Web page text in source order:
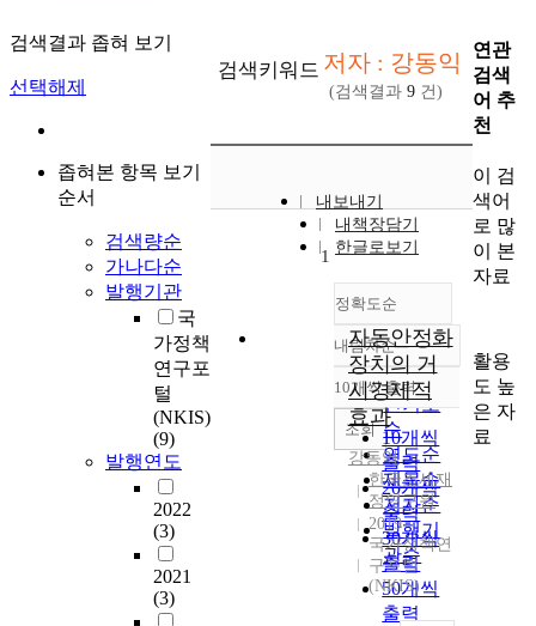
검색결과 좁혀 보기
선택해제
좁혀본 항목 보기
순서
검색량순
가나다순
발행기관
국
가정책
연구포
털
(NKIS)
(9)
발행연도
2022
(3)
2021
(3)
검색키워드 저자 : 강동익
(검색결과 9 건)
내보내기
내책장담기
한글로보기
정확도순
정확도
순
인기도
순
연도순
제목순
저자순
발행기
관순
내림차순
내림차순
10개씩 출력
10개씩
출력
20개씩
출력
30개씩
출력
50개씩
출력
조회
1
자동안정화
장치의 거
시경제적
효과
강동익
한국조세재
정연구원
2019
국가정책연
구포털
(NKIS)
연관
검색
어 추
천
이 검
색어
로 많
이 본
자료
활용
도 높
은 자
료